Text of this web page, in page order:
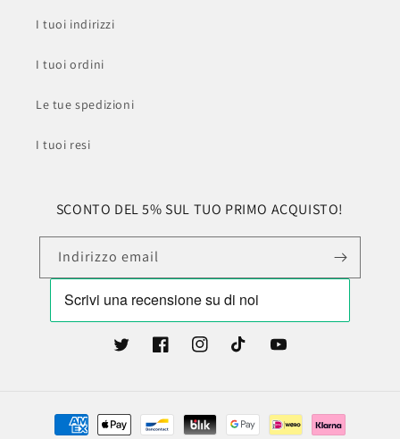
I tuoi indirizzi
I tuoi ordini
Le tue spedizioni
I tuoi resi
SCONTO DEL 5% SUL TUO PRIMO ACQUISTO!
Indirizzo email
TwitterFacebookInstagramTikTok YouTube
Metodi